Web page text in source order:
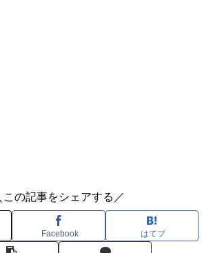
この記事をシェアする／
Facebook はてブ